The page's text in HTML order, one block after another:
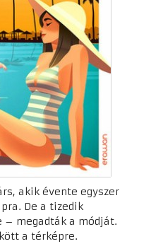
akik évente egyszer
De a tizedik
megadták a módját.
a térképre.